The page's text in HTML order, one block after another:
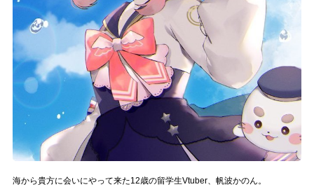
ぶいコミュ！by muevo
ぶいマガ！ by muevo
Official SNS
海から貴方に会いにやって来た12歳の留学生Vtuber、帆波かのん。